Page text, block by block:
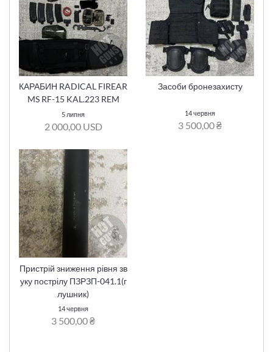
КАРАБИН RADICAL FIREAR
MS RF-15 KAL.223 REM
5 липня
2 000,00 USD
Засоби бронезахисту
14 червня
3 500,00 ₴
Пристрій зниження рівня зв
уку пострілу ПЗРЗП-041.1(г
лушник)
14 червня
3 500,00 ₴